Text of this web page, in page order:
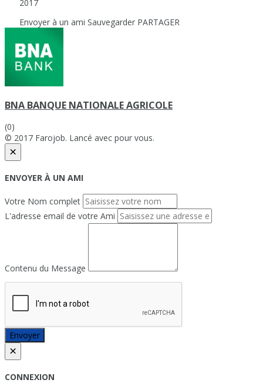
2017
Envoyer à un ami Sauvegarder PARTAGER
BNA BANQUE NATIONALE AGRICOLE
(0)
© 2017 Farojob. Lancé avec pour vous.
×
ENVOYER À UN AMI
Votre Nom complet
L'adresse email de votre Ami
Contenu du Message
Envoyer
×
CONNEXION